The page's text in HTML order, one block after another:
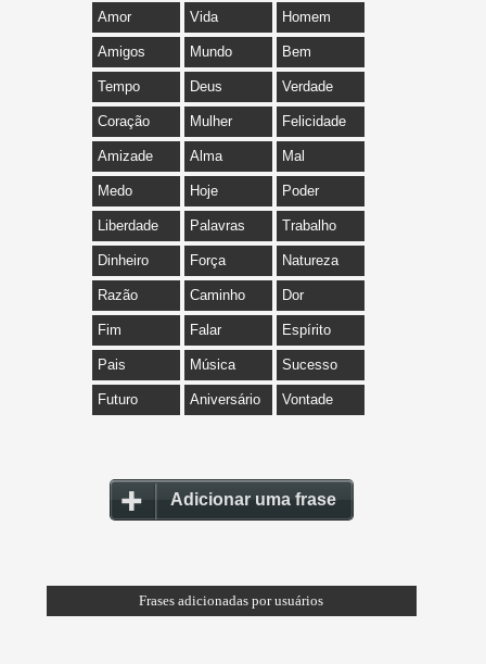
Amor Vida Homem
Amigos Mundo Bem
Tempo Deus Verdade
Coração Mulher Felicidade
Amizade Alma Mal
Medo Hoje Poder
Liberdade Palavras Trabalho
Dinheiro Força Natureza
Razão Caminho Dor
Fim Falar Espírito
Pais Música Sucesso
Futuro Aniversário Vontade
Adicionar uma frase
Frases adicionadas por usuários